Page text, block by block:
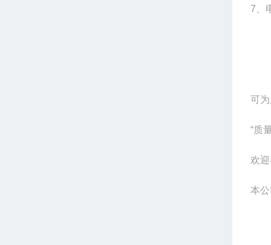
7
可
“质
欢
本